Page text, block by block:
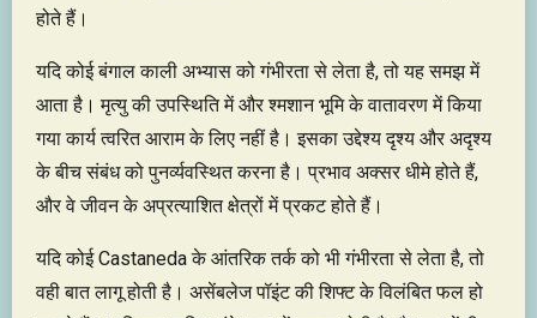
होते हैं।
यदि कोई बंगाल काली अभ्यास को गंभीरता से लेता है, तो यह समझ में
आता है। मृत्यु की उपस्थिति में और श्मशान भूमि के वातावरण में किया
गया कार्य त्वरित आराम के लिए नहीं है। इसका उद्देश्य दृश्य और अदृश्य
के बीच संबंध को पुनर्व्यवस्थित करना है। प्रभाव अक्सर धीमे होते हैं,
और वे जीवन के अप्रत्याशित क्षेत्रों में प्रकट होते हैं।
यदि कोई Castaneda के आंतरिक तर्क को भी गंभीरता से लेता है, तो
वही बात लागू होती है। असेंबलेज पॉइंट की शिफ्ट के विलंबित फल हो